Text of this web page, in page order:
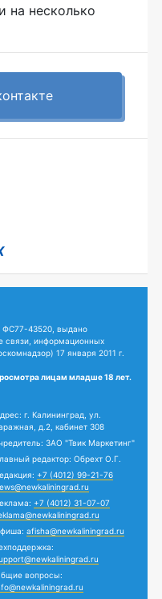
на несколько
ФС77-43520, выдано
связи, информационных
17 января 2011 г.
лицам младше 18 лет.
г. Калининград, ул.
д.2, кабинет 308
ЗАО "Твик Маркетинг"
редактор: Обрехт О.Г.
+7 (4012) 99-21-76
+7 (4012) 31-07-07
afisha@newkaliningrad.ru
вопросы: